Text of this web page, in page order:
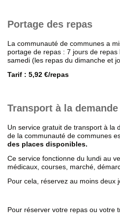
Portage des repas
La communauté de communes a
portage de repas : 7 jours de
samedi (les repas du dimanche et
Tarif : 5,92 €/repas
Transport à la demande
Un service gratuit de transport à la
de la communauté de communes
des places disponibles.
Ce service fonctionne du lundi au
médicaux, courses, marché,
Pour cela, réservez au moins deux
Pour réserver votre repas ou votre